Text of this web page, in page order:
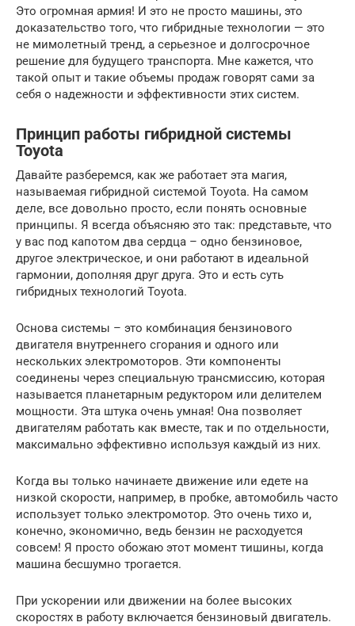
Это огромная армия! И это не просто машины, это
доказательство того, что гибридные технологии — это
не мимолетный тренд, а серьезное и долгосрочное
решение для будущего транспорта. Мне кажется, что
такой опыт и такие объемы продаж говорят сами за
себя о надежности и эффективности этих систем.
Принцип работы гибридной системы
Toyota
Давайте разберемся, как же работает эта магия,
называемая гибридной системой Toyota. На самом
деле, все довольно просто, если понять основные
принципы. Я всегда объясняю это так: представьте, что
у вас под капотом два сердца – одно бензиновое,
другое электрическое, и они работают в идеальной
гармонии, дополняя друг друга. Это и есть суть
гибридных технологий Toyota.
Основа системы – это комбинация бензинового
двигателя внутреннего сгорания и одного или
нескольких электромоторов. Эти компоненты
соединены через специальную трансмиссию, которая
называется планетарным редуктором или делителем
мощности. Эта штука очень умная! Она позволяет
двигателям работать как вместе, так и по отдельности,
максимально эффективно используя каждый из них.
Когда вы только начинаете движение или едете на
низкой скорости, например, в пробке, автомобиль часто
использует только электромотор. Это очень тихо и,
конечно, экономично, ведь бензин не расходуется
совсем! Я просто обожаю этот момент тишины, когда
машина бесшумно трогается.
При ускорении или движении на более высоких
скоростях в работу включается бензиновый двигатель.